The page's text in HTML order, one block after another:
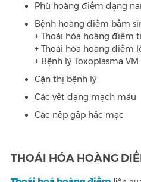
Phù hoàng điểm dạng
Bệnh hoàng điểm bẩm
+ Thoái hóa hoàng điểm
+ Thoái hóa hoàng điểm
+ Bệnh lý Toxoplasma
Cận thị bệnh lý
Các vết dạng mạch máu
Các nếp gấp hắc mạc
THOÁI HÓA HOÀNG